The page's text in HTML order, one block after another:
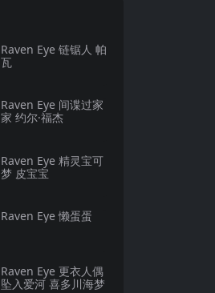
Raven Eye 链锯人 帕
瓦
Raven Eye 间谍过家
家 约尔·福杰
Raven Eye 精灵宝可
梦 皮宝宝
Raven Eye 懒蛋蛋
Raven Eye 更衣人偶
坠入爱河 喜多川海梦